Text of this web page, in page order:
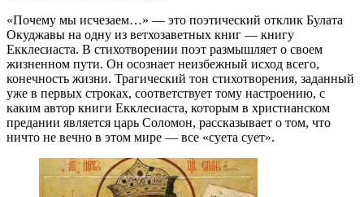
«Почему мы исчезаем…» — это поэтический отклик Булата
Окуджавы на одну из ветхозаветных книг — книгу
Екклесиаста. В стихотворении поэт размышляет о своем
жизненном пути. Он осознает неизбежный исход всего,
конечность жизни. Трагический тон стихотворения, заданный
уже в первых строках, соответствует тому настроению, с
каким автор книги Екклесиаста, которым в христианском
предании является царь Соломон, рассказывает о том, что
ничто не вечно в этом мире — все «суета сует».